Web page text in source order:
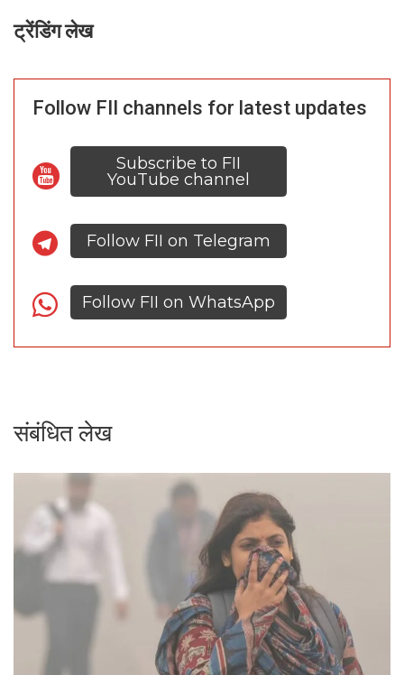
ट्रेंडिंग लेख
Follow FII channels for latest updates
Subscribe to FII
YouTube channel
Follow FII on Telegram
Follow FII on WhatsApp
संबंधित लेख